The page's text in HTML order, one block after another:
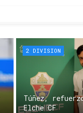
2 DIVISION
Túñez,
Elche CF